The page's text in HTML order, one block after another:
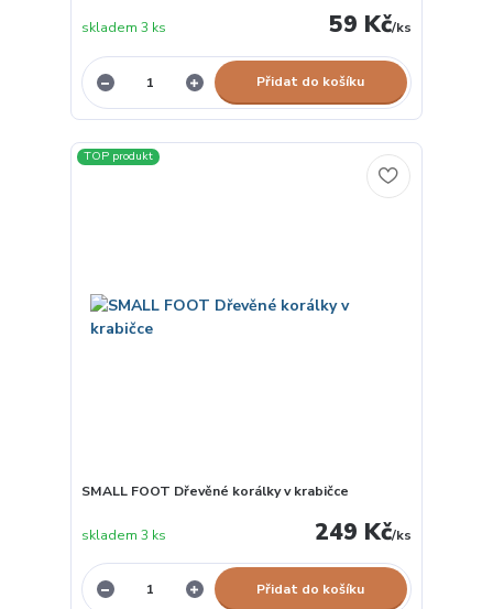
59 Kč/ks
skladem 3 ks
Přidat do košíku
TOP produkt
SMALL FOOT Dřevěné korálky v krabičce
249 Kč/ks
skladem 3 ks
Přidat do košíku